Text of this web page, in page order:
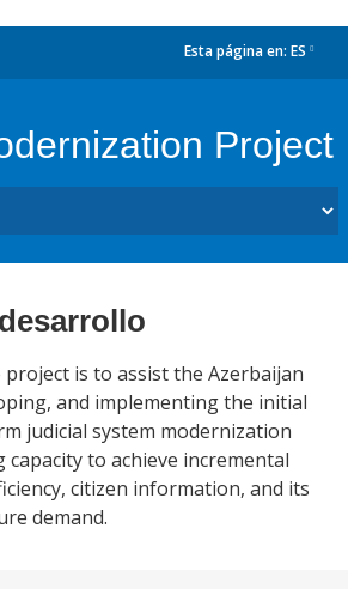
Esta página en: ES
Project
is to assist the Azerbaijan
and implementing the initial
judicial system modernization
to achieve incremental
citizen information, and its
demand.